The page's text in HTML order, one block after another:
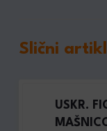
Slični
USKR.